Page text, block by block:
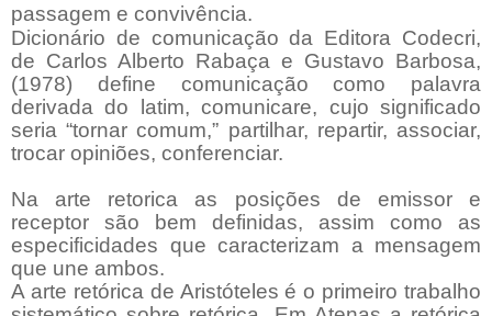
passagem e convivência.
Dicionário de comunicação da Editora Codecri,
de Carlos Alberto Rabaça e Gustavo Barbosa,
(1978) define comunicação como palavra
derivada do latim, comunicare, cujo significado
seria “tornar comum,” partilhar, repartir, associar,
trocar opiniões, conferenciar.
Na arte retorica as posições de emissor e
receptor são bem definidas, assim como as
especificidades que caracterizam a mensagem
que une ambos.
A arte retórica de Aristóteles é o primeiro trabalho